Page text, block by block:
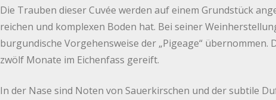
Die Trauben dieser Cuvée werden auf einem Grundstück
reichen und komplexen Boden hat. Bei seiner
burgundische Vorgehensweise der „Pigeage“ übernommen.
zwölf Monate im Eichenfass gereift.
In der Nase sind Noten von Sauerkirschen und der subtile